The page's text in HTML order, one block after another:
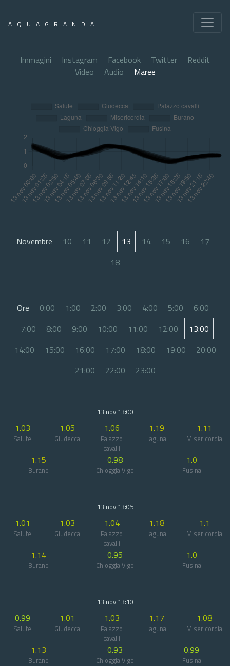
AQUAGRANDA
Immagini Instagram Facebook Twitter
Reddit
Video
Audio Maree
Novembre 10 11 12 13 14 15 16
17
18
Ore 0:00 1:00 2:00 3:00 4:00 5:00
6:00
7:00
8:00 9:00 10:00 11:00 12:00
13:00
14:00
15:00 16:00 17:00 18:00 19:00
20:00
21:00
22:00 23:00
13 nov 13:00
1.03
Salute
1.05
Giudecca
1.06
Palazzo
cavalli
1.19
Laguna
1.11
Misericordia
1.15
Burano
0.98
Chioggia Vigo
1.0
Fusina
13 nov 13:05
1.01
Salute
1.03
Giudecca
1.04
Palazzo
cavalli
1.18
Laguna
1.1
Misericordia
1.14
Burano
0.95
Chioggia Vigo
1.0
Fusina
13 nov 13:10
0.99
Salute
1.01
Giudecca
1.03
Palazzo
cavalli
1.17
Laguna
1.08
Misericordia
1.13
Burano
0.93
Chioggia Vigo
0.99
Fusina